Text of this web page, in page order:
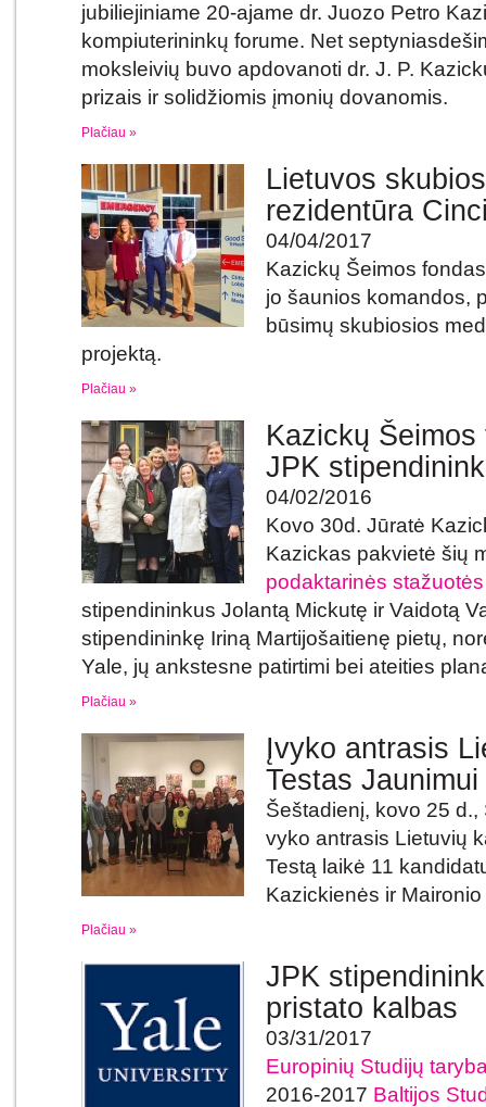
jubiliejiniame 20-ajame dr. Juozo Petro
kompiuterininkų forume. Net
moksleivių buvo apdovanoti dr. J. P.
prizais ir solidžiomis įmonių dovanomis.
Plačiau »
Lietuvos
rezidentūra
04/04/2017
Kazickų Šeimos
jo šaunios komandos,
būsimų skubiosios
projektą.
Plačiau »
Kazickų
JPK
04/02/2016
Kovo 30d. Jūratė
Kazickas pakvietė šių
podaktarinės
stipendininkus Jolantą Mickutę ir Vaidotą
stipendininkę Iriną Martijošaitienę pietų,
Yale, jų ankstesne patirtimi bei ateities
Plačiau »
Įvyko antrasis
Testas Jaunimui
Šeštadienį, kovo 25
vyko antrasis Lietuvių
Testą laikė 11
Kazickienės ir
Plačiau »
JPK
pristato kalbas
03/31/2017
Europinių Studijų
2016-2017 Baltijos